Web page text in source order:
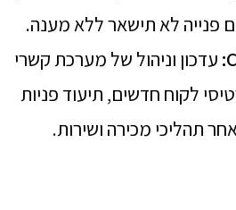
פנייה לא תישאר ללא מענה.
עדכון וניהול של מערכת קשרי
לקוח חדשים, תיעוד פניות
תהליכי מכירה ושירות.